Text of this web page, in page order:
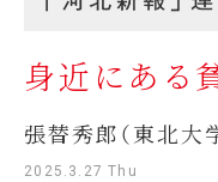
身近にある
張替秀郎（東北大
2025.3.27 Thu